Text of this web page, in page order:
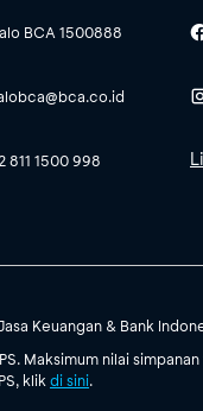
BCA 1500888
811 1500 998
Keuangan & Bank
Maksimum nilai
klik di sini.